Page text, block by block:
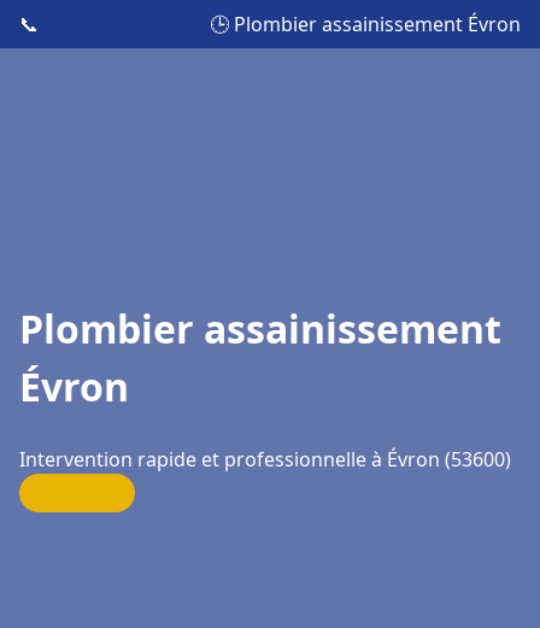
📞 🕒 Plombier assainissement Évron
Plombier assainissement
Évron
Intervention rapide et professionnelle à Évron (53600)